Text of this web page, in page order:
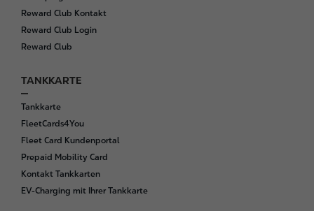
Reward Club Kontakt
Reward Club Login
Reward Club
TANKKARTE
Tankkarte
FleetCards4You
Fleet Card Kundenportal
Prepaid Mobility Card
Kontakt Tankkarten
EV-Charging mit Ihrer Tankkarte